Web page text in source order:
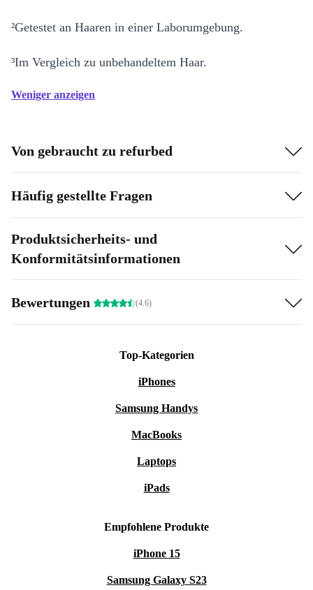
²Getestet an Haaren in einer Laborumgebung.
³Im Vergleich zu unbehandeltem Haar.
Weniger anzeigen
Von gebraucht zu refurbed
Häufig gestellte Fragen
Produktsicherheits- und
Konformitätsinformationen
Bewertungen (4.6)
Top-Kategorien
iPhones
Samsung Handys
MacBooks
Laptops
iPads
Empfohlene Produkte
iPhone 15
Samsung Galaxy S23